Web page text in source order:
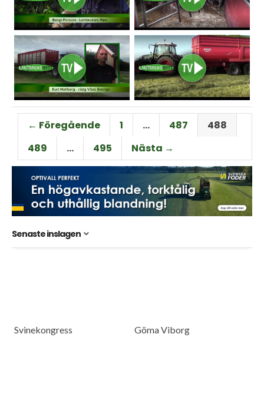
← Föregående 1 … 487
488
489
… 495 Nästa →
Senaste inslagen
Svinekongress Göma Viborg